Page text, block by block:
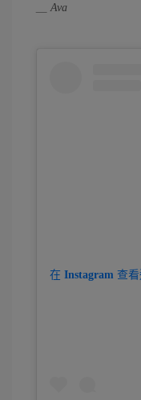
＿ Ava
在 Instagram 查